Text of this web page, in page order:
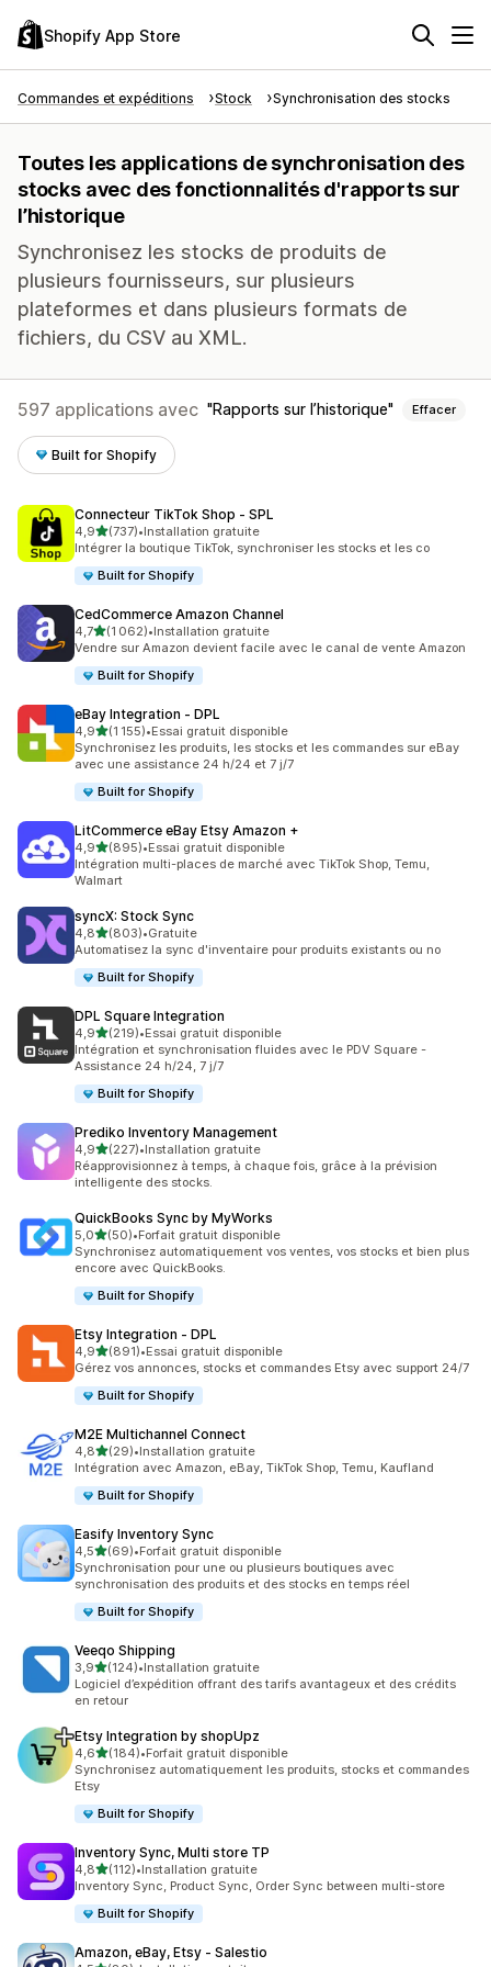
Shopify App Store
Commandes et expéditions Stock Synchronisation des stocks
Toutes les applications de synchronisation des
stocks avec des fonctionnalités d'rapports sur
l’historique
Synchronisez les stocks de produits de
plusieurs fournisseurs, sur plusieurs
plateformes et dans plusieurs formats de
fichiers, du CSV au XML.
597 applications avec Rapports sur l’historique Effacer
Built for Shopify
Connecteur TikTok Shop ‑ SPL
4,9étoile(s) sur 5
(737)
737 avis au total
•Installation gratuite
Intégrer la boutique TikTok, synchroniser les stocks et les co
Built for Shopify
CedCommerce Amazon Channel
4,7étoile(s) sur 5
(1 062)
1062 avis au total
•Installation gratuite
Vendre sur Amazon devient facile avec le canal de vente Amazon
Built for Shopify
eBay Integration ‑ DPL
4,9étoile(s) sur 5
(1 155)
1155 avis au total
•Essai gratuit disponible
Synchronisez les produits, les stocks et les commandes sur eBay
avec une assistance 24 h/24 et 7 j/7
Built for Shopify
LitCommerce eBay Etsy Amazon +
4,9étoile(s) sur 5
(895)
895 avis au total
•Essai gratuit disponible
Intégration multi-places de marché avec TikTok Shop, Temu,
Walmart
syncX: Stock Sync
4,8étoile(s) sur 5
(803)
803 avis au total
•Gratuite
Automatisez la sync d'inventaire pour produits existants ou no
Built for Shopify
DPL Square Integration
4,9étoile(s) sur 5
(219)
219 avis au total
•Essai gratuit disponible
Intégration et synchronisation fluides avec le PDV Square -
Assistance 24 h/24, 7 j/7
Built for Shopify
Prediko Inventory Management
4,9étoile(s) sur 5
(227)
227 avis au total
•Installation gratuite
Réapprovisionnez à temps, à chaque fois, grâce à la prévision
intelligente des stocks.
QuickBooks Sync by MyWorks
5,0étoile(s) sur 5
(50)
50 avis au total
•Forfait gratuit disponible
Synchronisez automatiquement vos ventes, vos stocks et bien plus
encore avec QuickBooks.
Built for Shopify
Etsy Integration ‑ DPL
4,9étoile(s) sur 5
(891)
891 avis au total
•Essai gratuit disponible
Gérez vos annonces, stocks et commandes Etsy avec support 24/7
Built for Shopify
M2E Multichannel Connect
4,8étoile(s) sur 5
(29)
29 avis au total
•Installation gratuite
Intégration avec Amazon, eBay, TikTok Shop, Temu, Kaufland
Built for Shopify
Easify Inventory Sync
4,5étoile(s) sur 5
(69)
69 avis au total
•Forfait gratuit disponible
Synchronisation pour une ou plusieurs boutiques avec
synchronisation des produits et des stocks en temps réel
Built for Shopify
Veeqo Shipping
3,9étoile(s) sur 5
(124)
124 avis au total
•Installation gratuite
Logiciel d’expédition offrant des tarifs avantageux et des crédits
en retour
Etsy Integration by shopUpz
4,6étoile(s) sur 5
(184)
184 avis au total
•Forfait gratuit disponible
Synchronisez automatiquement les produits, stocks et commandes
Etsy
Built for Shopify
Inventory Sync, Multi store TP
4,8étoile(s) sur 5
(112)
112 avis au total
•Installation gratuite
Inventory Sync, Product Sync, Order Sync between multi-store
Built for Shopify
Amazon, eBay, Etsy ‑ Salestio